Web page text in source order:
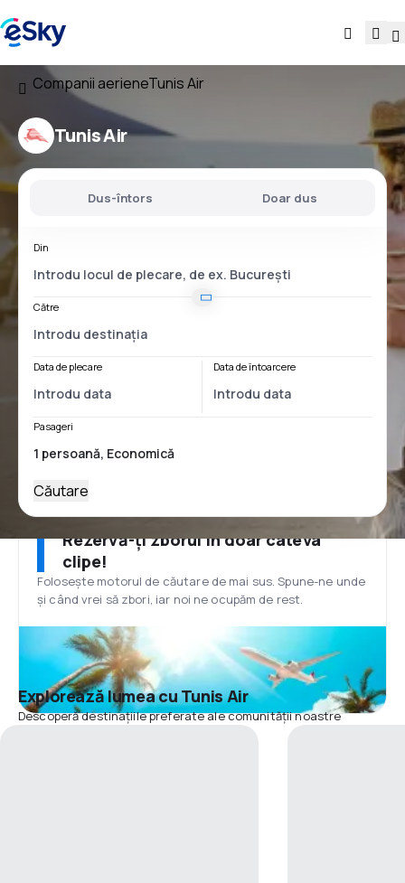
Companii aerieneTunis Air
Tunis Air
Dus-întors Doar dus
Din
Către
Data de plecare Data de întoarcere
Pasageri
Căutare
Rezervă-ți zborul în doar câteva
clipe!
Folosește motorul de căutare de mai sus. Spune-ne unde
și când vrei să zbori, iar noi ne ocupăm de rest.
Explorează lumea cu Tunis Air
Descoperă destinațiile preferate ale comunității noastre